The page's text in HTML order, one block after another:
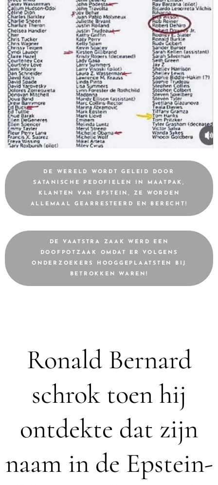
DE WERELD WORDT GELEID DOOR
SATANISCHE PEDOFIELEN IN MAATPAK,
KLANTEN VAN EPSTEIN, ZE WORDEN
ALLEMAAL GEARRESTEERD EN BERECHT!
DE VAATSTRA ZAAK WERD EEN
DOOFPOTZAAK OMDAT ER VOLGENS
ONDERZOEKERS HOOGGEPLAATSTEN BIJ
BETROKKEN WAREN!
Ronald Bernard
schrok toen hij
ontdekte dat zijn
naam in de Epstein-